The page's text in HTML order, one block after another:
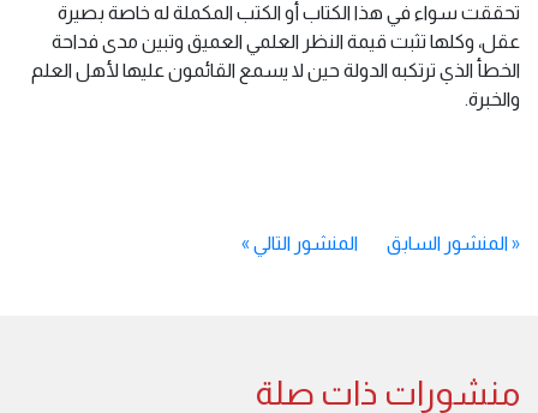
تحققت سواء في هذا الكتاب أو الكتب المكملة له خاصة بصيرة
عقل، وكلها تثبت قيمة النظر العلمي العميق وتبين مدى فداحة
الخطأ الذي ترتكبه الدولة حين لا يسمع القائمون عليها لأهل العلم
والخبرة.
«المنشور السابق المنشور التالي »
منشورات ذات صلة